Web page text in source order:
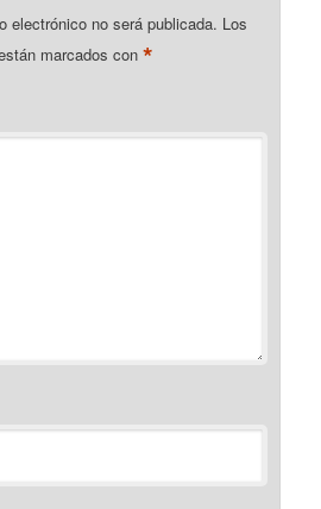
electrónico no será publicada. Los
marcados con*